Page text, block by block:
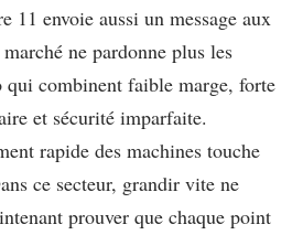
11 envoie aussi un message aux
ne pardonne plus les
combinent faible marge, forte
et sécurité imparfaite.
rapide des machines touche
ce secteur, grandir vite ne
prouver que chaque point